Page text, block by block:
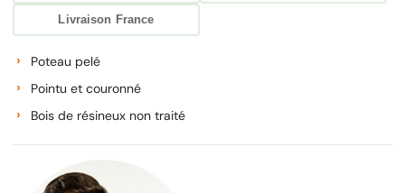
Livraison France
Poteau pelé
Pointu et couronné
Bois de résineux non traité